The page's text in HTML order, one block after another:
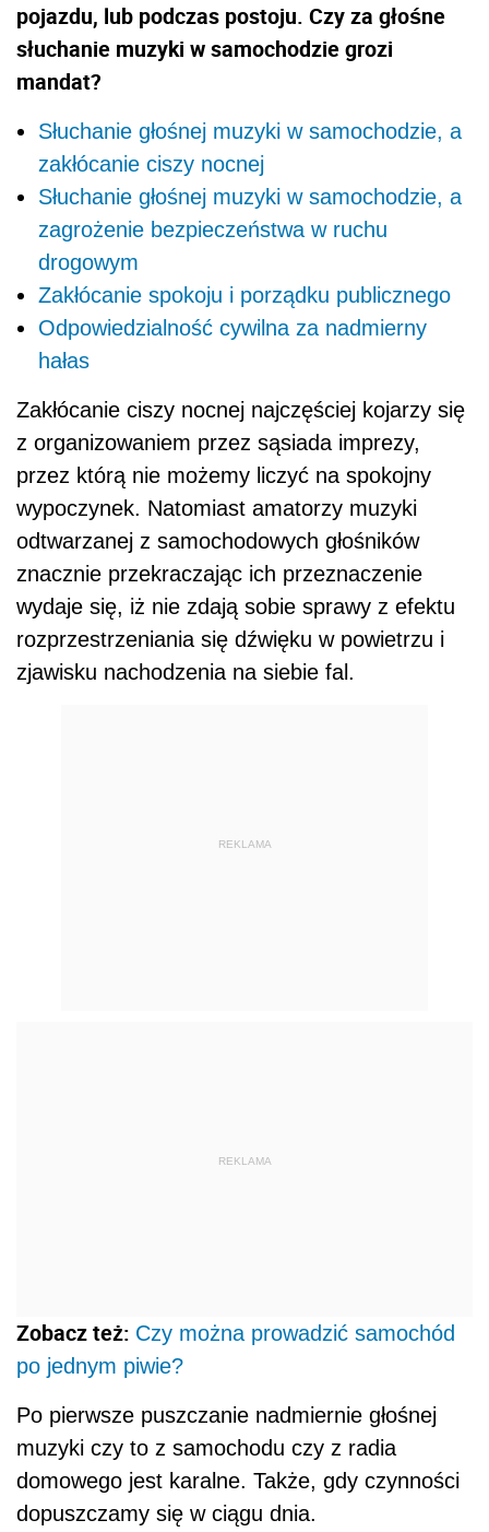
pojazdu, lub podczas postoju. Czy za głośne
słuchanie muzyki w samochodzie grozi
mandat?
Słuchanie głośnej muzyki w samochodzie, a
zakłócanie ciszy nocnej
Słuchanie głośnej muzyki w samochodzie, a
zagrożenie bezpieczeństwa w ruchu
drogowym
Zakłócanie spokoju i porządku publicznego
Odpowiedzialność cywilna za nadmierny
hałas
Zakłócanie ciszy nocnej najczęściej kojarzy się
z organizowaniem przez sąsiada imprezy,
przez którą nie możemy liczyć na spokojny
wypoczynek. Natomiast amatorzy muzyki
odtwarzanej z samochodowych głośników
znacznie przekraczając ich przeznaczenie
wydaje się, iż nie zdają sobie sprawy z efektu
rozprzestrzeniania się dźwięku w powietrzu i
zjawisku nachodzenia na siebie fal.
REKLAMA
REKLAMA
Zobacz też: Czy można prowadzić samochód
po jednym piwie?
Po pierwsze puszczanie nadmiernie głośnej
muzyki czy to z samochodu czy z radia
domowego jest karalne. Także, gdy czynności
dopuszczamy się w ciągu dnia.